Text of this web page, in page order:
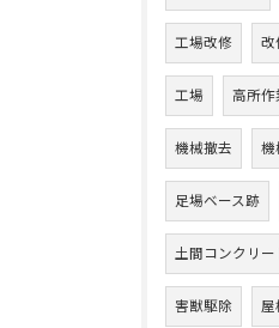
工場改修 改
工場 高所作
機械撤去 機
足場ベース跡
土間コンクリー
害獣駆除 屋